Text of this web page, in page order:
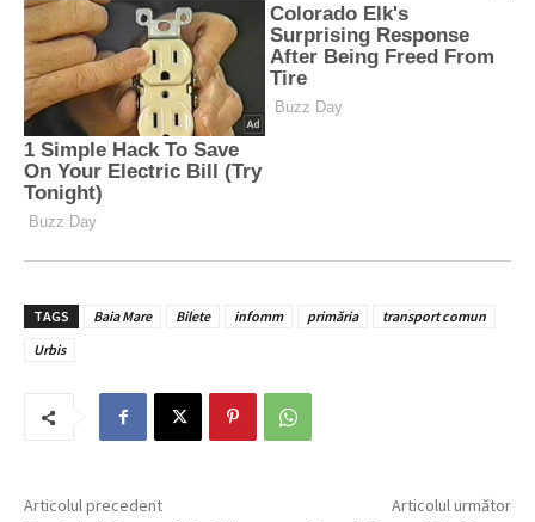
TAGS Baia Mare Bilete infomm primăria
transport comun
Urbis
Articolul precedent Articolul următor